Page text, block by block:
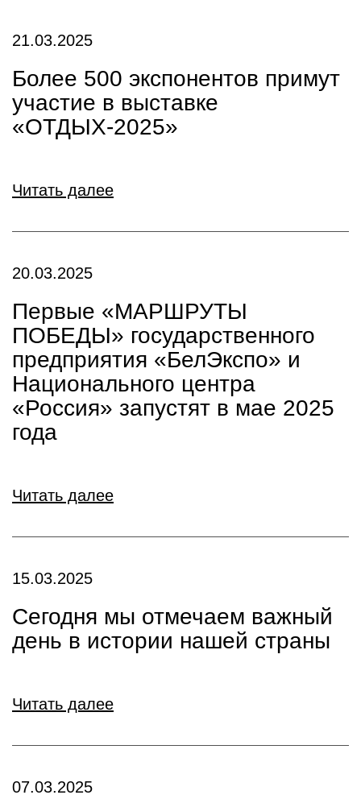
21.03.2025
Более 500 экспонентов примут
участие в выставке
«ОТДЫХ-2025»
Читать далее
20.03.2025
Первые «МАРШРУТЫ
ПОБЕДЫ» государственного
предприятия «БелЭкспо» и
Национального центра
«Россия» запустят в мае 2025
года
Читать далее
15.03.2025
Сегодня мы отмечаем важный
день в истории нашей страны
Читать далее
07.03.2025